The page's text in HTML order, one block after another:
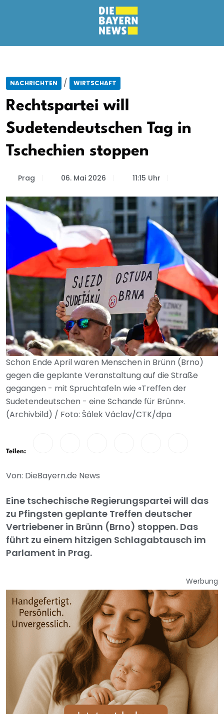
NACHRICHTEN / WIRTSCHAFT
Rechtspartei will
Sudetendeutschen Tag in
Tschechien stoppen
Prag 06. Mai 2026 11:15 Uhr
Schon Ende April waren Menschen in Brünn (Brno)
gegen die geplante Veranstaltung auf die Straße
gegangen - mit Spruchtafeln wie «Treffen der
Sudetendeutschen - eine Schande für Brünn».
(Archivbild) / Foto: Šálek Václav/CTK/dpa
Teilen:
Von: DieBayern.de News
Eine tschechische Regierungspartei will das
zu Pfingsten geplante Treffen deutscher
Vertriebener in Brünn (Brno) stoppen. Das
führt zu einem hitzigen Schlagabtausch im
Parlament in Prag.
Werbung